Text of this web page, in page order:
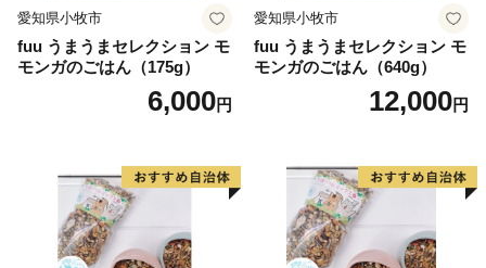
愛知県小牧市
fuu うまうまセレクション モ
モンガのごはん（175g）
6,000円
愛知県小牧市
fuu うまうまセレクション モ
モンガのごはん（640g）
12,000円